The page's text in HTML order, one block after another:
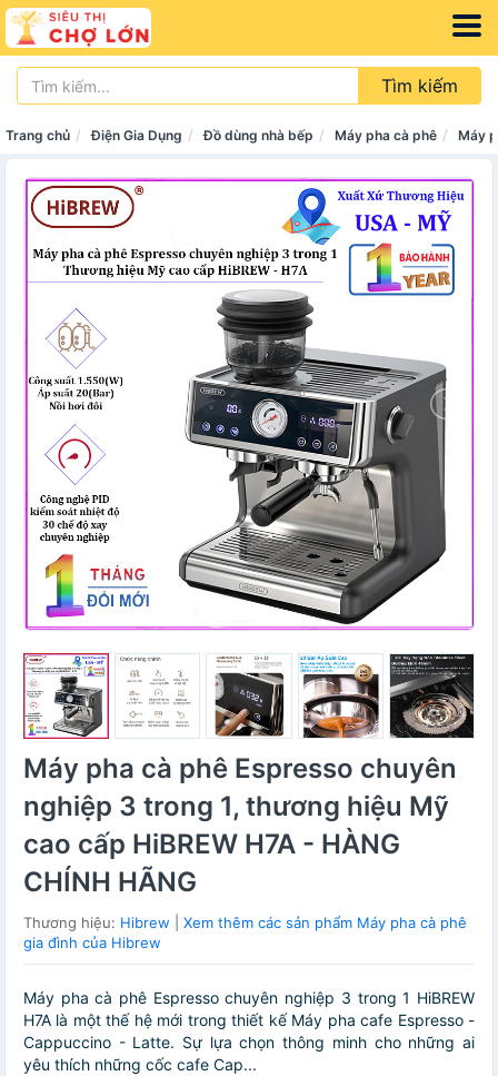
Tìm kiếm
Trang chủ Điện Gia Dụng Đồ dùng nhà bếp Máy pha cà phê Máy
Máy pha cà phê Espresso chuyên
nghiệp 3 trong 1, thương hiệu Mỹ
cao cấp HiBREW H7A - HÀNG
CHÍNH HÃNG
Thương hiệu: Hibrew
Xem thêm các sản phẩm Máy pha cà phê
gia đình của Hibrew
Máy pha cà phê Espresso chuyên nghiệp 3 trong 1 HiBREW
H7A là một thế hệ mới trong thiết kế Máy pha cafe Espresso -
Cappuccino - Latte. Sự lựa chọn thông minh cho những ai
yêu thích những cốc cafe Cap...